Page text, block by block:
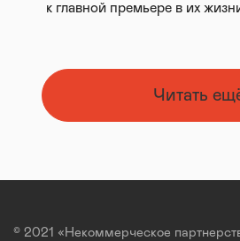
к главной премьере в их
Читать
© 2021 «Некоммерческое